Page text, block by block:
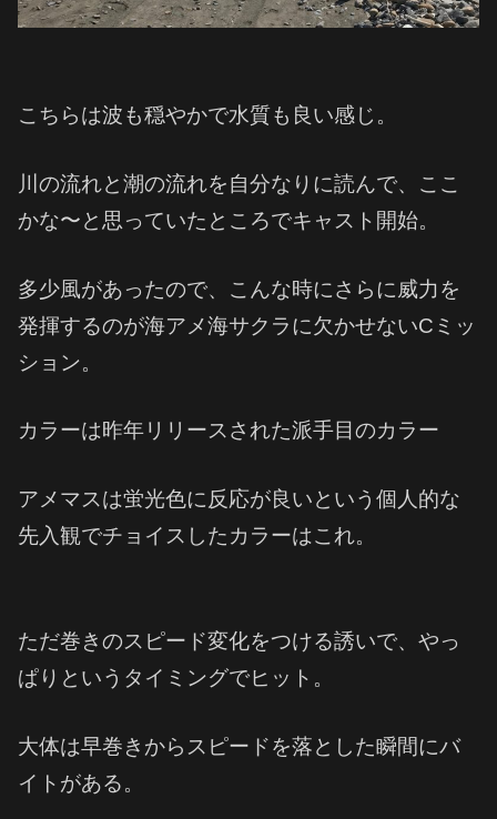
こちらは波も穏やかで水質も良い感じ。
川の流れと潮の流れを自分なりに読んで、ここ
かな〜と思っていたところでキャスト開始。
多少風があったので、こんな時にさらに威力を
発揮するのが海アメ海サクラに欠かせないCミッ
ション。
カラーは昨年リリースされた派手目のカラー
アメマスは蛍光色に反応が良いという個人的な
先入観でチョイスしたカラーはこれ。
ただ巻きのスピード変化をつける誘いで、やっ
ぱりというタイミングでヒット。
大体は早巻きからスピードを落とした瞬間にバ
イトがある。